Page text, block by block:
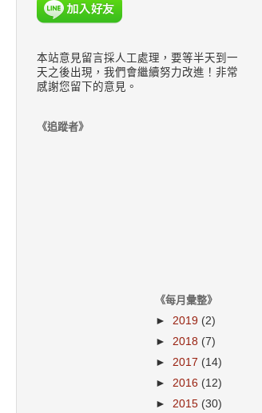
本站意見留言採人工處理，要等半天到一
天之後出現，我們會繼續努力改進！非常
感謝您留下的意見。
《追蹤者》
《每月彙整》
► 2019 (2)
► 2018 (7)
► 2017 (14)
► 2016 (12)
► 2015 (30)